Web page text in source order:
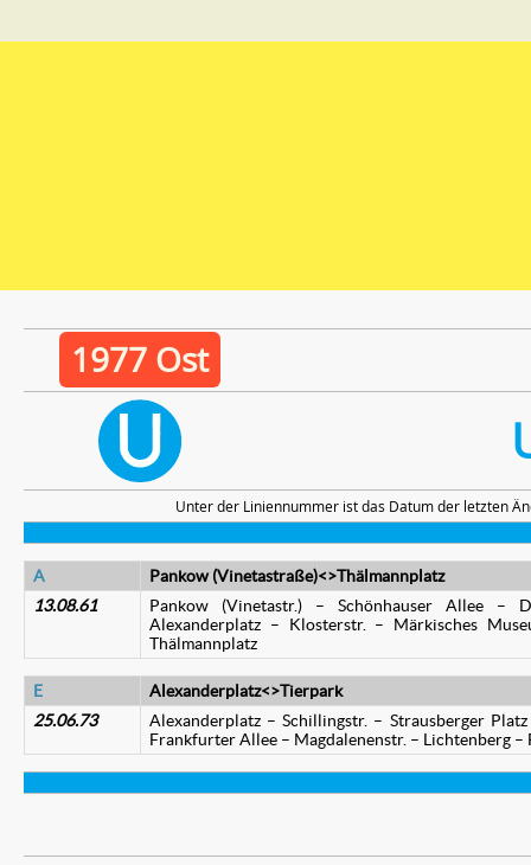
1977 Ost
Unter der Liniennummer ist das Datum der letzten
A
Pankow (Vinetastraße)<>Thälmannplatz
13.08.61
Pankow (Vinetastr.) – Schönhauser Allee –
Alexanderplatz – Klosterstr. – Märkisches
Thälmannplatz
E
Alexanderplatz<>Tierpark
25.06.73
Alexanderplatz – Schillingstr. – Strausberger
Frankfurter Allee – Magdalenenstr. – Lichtenberg